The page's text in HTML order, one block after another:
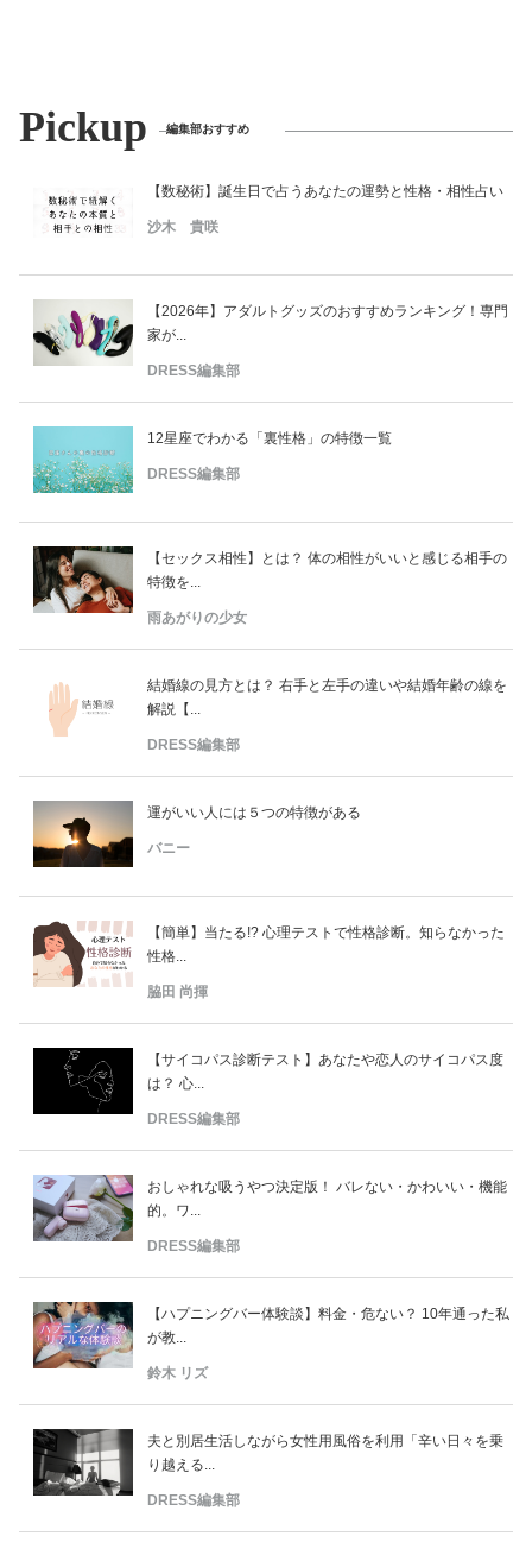
Pickup 編集部おすすめ
【数秘術】誕生日で占うあなたの運勢と性格・相性占い
沙木 貴咲
【2026年】アダルトグッズのおすすめランキング！専門
家が...
DRESS編集部
12星座でわかる「裏性格」の特徴一覧
DRESS編集部
【セックス相性】とは？ 体の相性がいいと感じる相手の
特徴を...
雨あがりの少女
結婚線の見方とは？ 右手と左手の違いや結婚年齢の線を
解説【...
DRESS編集部
運がいい人には５つの特徴がある
バニー
【簡単】当たる!? 心理テストで性格診断。知らなかった
性格...
脇田 尚揮
【サイコパス診断テスト】あなたや恋人のサイコパス度
は？ 心...
DRESS編集部
おしゃれな吸うやつ決定版！ バレない・かわいい・機能
的。ワ...
DRESS編集部
【ハプニングバー体験談】料金・危ない？ 10年通った私
が教...
鈴木 リズ
夫と別居生活しながら女性用風俗を利用「辛い日々を乗
り越える...
DRESS編集部